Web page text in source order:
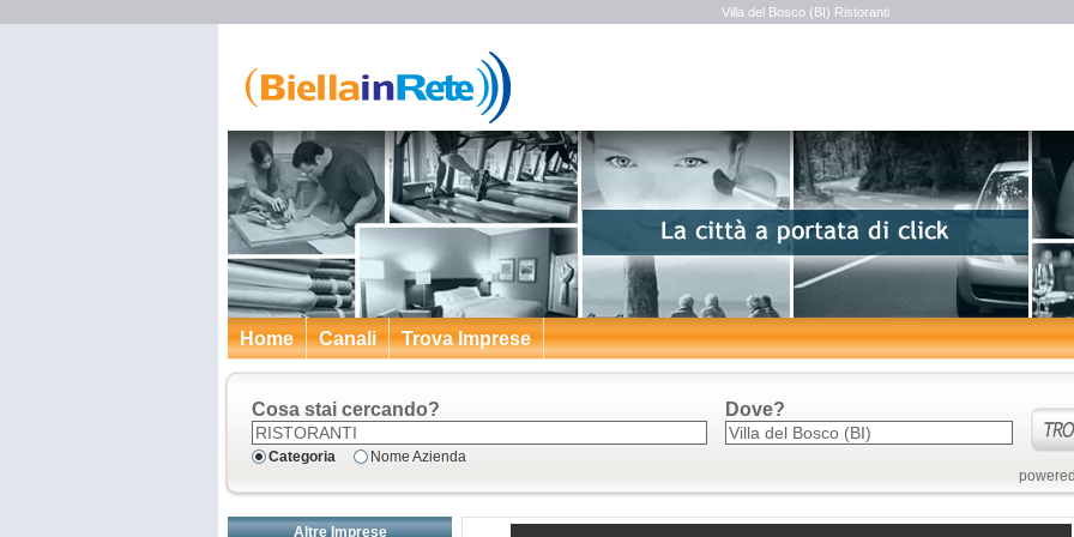
Villa del Bosco (BI) Ristoranti
Home Canali Trova Imprese
Cosa stai cercando?
Categoria Nome Azienda
Dove?
Altre Imprese